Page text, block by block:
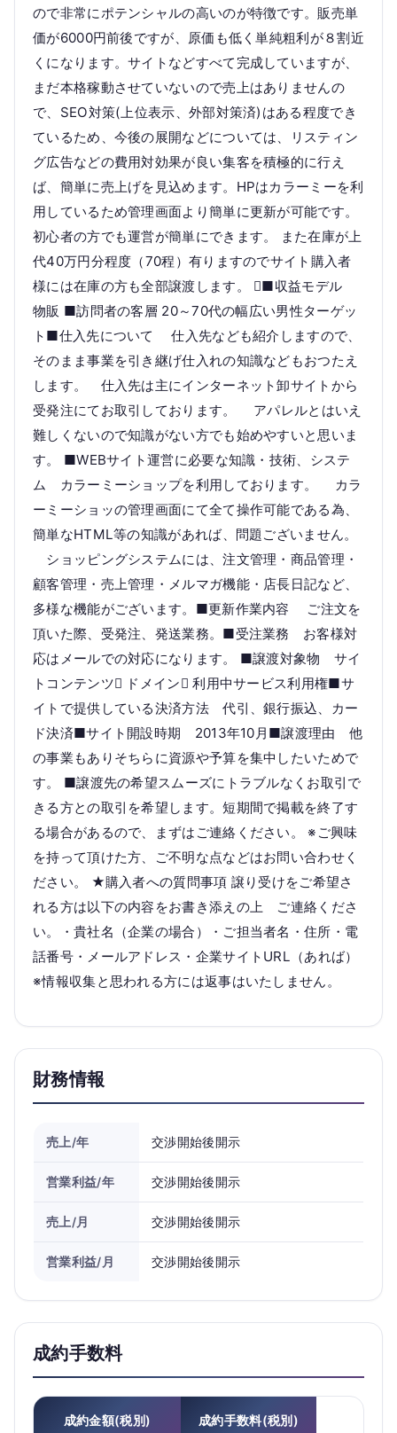
ので非常にポテンシャルの高いのが特徴です。販売単
価が6000円前後ですが、原価も低く単純粗利が８割近
くになります。サイトなどすべて完成していますが、
まだ本格稼動させていないので売上はありませんの
で、SEO対策(上位表示、外部対策済)はある程度でき
ているため、今後の展開などについては、リスティン
グ広告などの費用対効果が良い集客を積極的に行え
ば、簡単に売上げを見込めます。HPはカラーミーを利
用しているため管理画面より簡単に更新が可能です。
初心者の方でも運営が簡単にできます。 また在庫が上
代40万円分程度（70程）有りますのでサイト購入者
様には在庫の方も全部譲渡します。 ■収益モデル
物販 ■訪問者の客層 20～70代の幅広い男性ターゲッ
ト■仕入先について 仕入先なども紹介しますので、
そのまま事業を引き継げ仕入れの知識などもおつたえ
します。 仕入先は主にインターネット卸サイトから
受発注にてお取引しております。 アパレルとはいえ
難しくないので知識がない方でも始めやすいと思いま
す。 ■WEBサイト運営に必要な知識・技術、システ
ム カラーミーショップを利用しております。 カラ
ーミーショッの管理画面にて全て操作可能である為、
簡単なHTML等の知識があれば、問題ございません。
ショッピングシステムには、注文管理・商品管理・
顧客管理・売上管理・メルマガ機能・店長日記など、
多様な機能がございます。■更新作業内容 ご注文を
頂いた際、受発注、発送業務。■受注業務 お客様対
応はメールでの対応になります。 ■譲渡対象物 サイ
トコンテンツ ドメイン 利用中サービス利用権■サ
イトで提供している決済方法 代引、銀行振込、カー
ド決済■サイト開設時期 2013年10月■譲渡理由 他
の事業もありそちらに資源や予算を集中したいためで
す。 ■譲渡先の希望スムーズにトラブルなくお取引で
きる方との取引を希望します。短期間で掲載を終了す
る場合があるので、まずはご連絡ください。 ※ご興味
を持って頂けた方、ご不明な点などはお問い合わせく
ださい。 ★購入者への質問事項 譲り受けをご希望さ
れる方は以下の内容をお書き添えの上 ご連絡くださ
い。・貴社名（企業の場合）・ご担当者名・住所・電
話番号・メールアドレス・企業サイトURL（あれば）
※情報収集と思われる方には返事はいたしません。
財務情報
売上/年 交渉開始後開示
営業利益/年 交渉開始後開示
売上/月 交渉開始後開示
営業利益/月 交渉開始後開示
成約手数料
成約金額(税別) 成約手数料(税別)